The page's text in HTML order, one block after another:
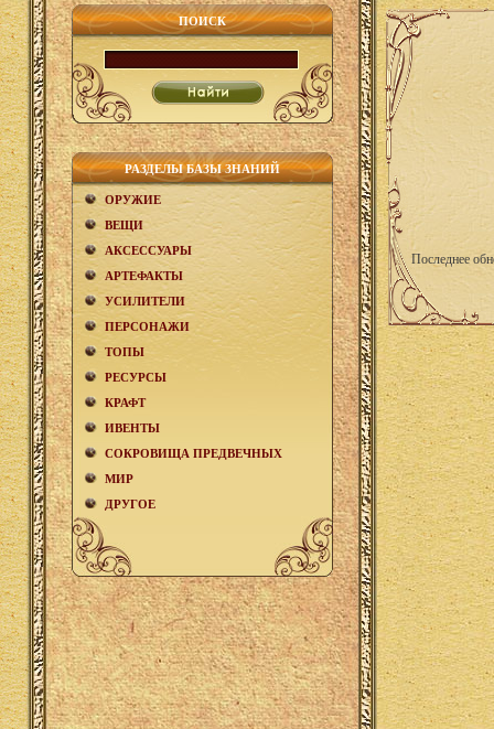
ПОИСК
РАЗДЕЛЫ БАЗЫ ЗНАНИЙ
ОРУЖИЕ
ВЕЩИ
АКCЕСCУАРЫ
АРТЕФАКТЫ
УСИЛИТЕЛИ
ПЕРСОНАЖИ
ТОПЫ
РЕСУРСЫ
КРАФТ
ИВЕНТЫ
СОКРОВИЩА ПРЕДВЕЧНЫХ
МИР
ДРУГОЕ
Последнее